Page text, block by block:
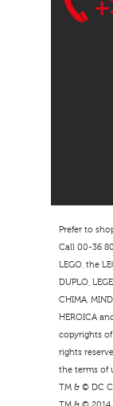
Prefer to
Call 00-36
LEGO, the
DUPLO,
CHIMA,
HEROICA
copyrights of
rights
the terms of
TM & © DC